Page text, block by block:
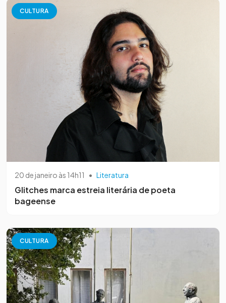
CULTURA
20 de janeiro às 14h11 • Literatura
Glitches marca estreia literária de poeta
bageense
CULTURA